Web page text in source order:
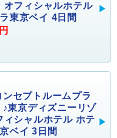
オフィシャルホテル
東京ベイ 4日間
ンセプトルームプラ
東京ディズニーリゾ
ィシャルホテル ホテ
ベイ 3日間